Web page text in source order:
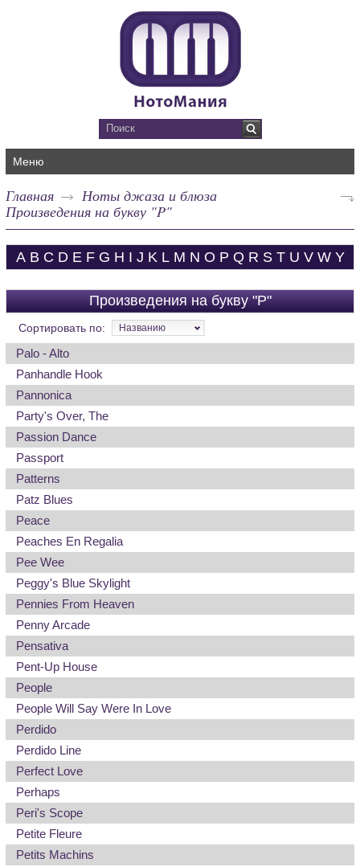
Меню
Главная
Ноты джаза и блюза
Произведения на букву "P"
A B C D E F G H I J K L M N O P Q R S T U V W Y
Произведения на букву "P"
Сортировать по: Названию
Palo - Alto
Panhandle Hook
Pannonica
Party's Over, The
Passion Dance
Passport
Patterns
Patz Blues
Peace
Peaches En Regalia
Pee Wee
Peggy's Blue Skylight
Pennies From Heaven
Penny Arcade
Pensativa
Pent-Up House
People
People Will Say Were In Love
Perdido
Perdido Line
Perfect Love
Perhaps
Peri's Scope
Petite Fleure
Petits Machins